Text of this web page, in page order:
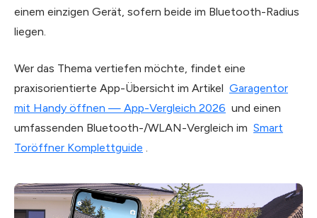
einem einzigen Gerät, sofern beide im Bluetooth-Radius
liegen.
Wer das Thema vertiefen möchte, findet eine
praxisorientierte App-Übersicht im Artikel Garagentor
mit Handy öffnen — App-Vergleich 2026 und einen
umfassenden Bluetooth-/WLAN-Vergleich im Smart
Toröffner Komplettguide .